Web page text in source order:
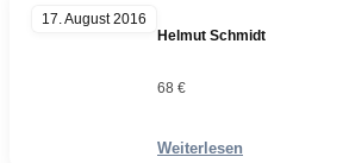
17. August 2016
Helmut Schmidt
68 €
Weiterlesen